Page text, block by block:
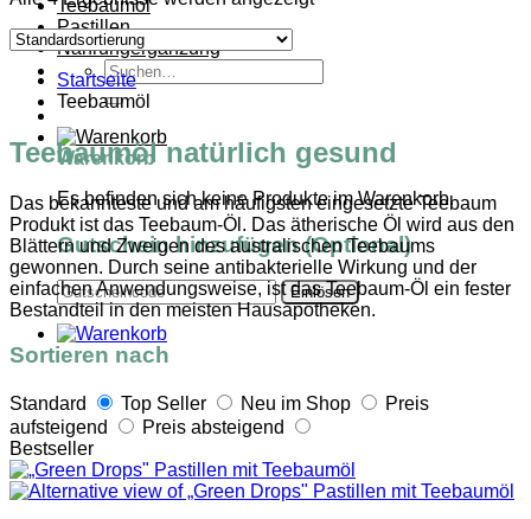
Teebaumöl
Pastillen
Nahrungergänzung
Suchen
nach:
Warenkorb
Es befinden sich keine Produkte im Warenkorb.
Gutschein hinzufügen(Optional)
Startseite
Teebaumöl
Teebaumöl natürlich gesund
Das bekannteste und am häufigsten eingesetzte Teebaum
Produkt ist das Teebaum-Öl. Das ätherische Öl wird aus den
Blättern und Zweigen des australischen Teebaums
gewonnen. Durch seine antibakterielle Wirkung und der
einfachen Anwendungsweise, ist das Teebaum-Öl ein fester
Bestandteil in den meisten Hausapotheken.
Sortieren nach
Standard Top Seller Neu im Shop
Preis
aufsteigend
Preis absteigend
Bestseller